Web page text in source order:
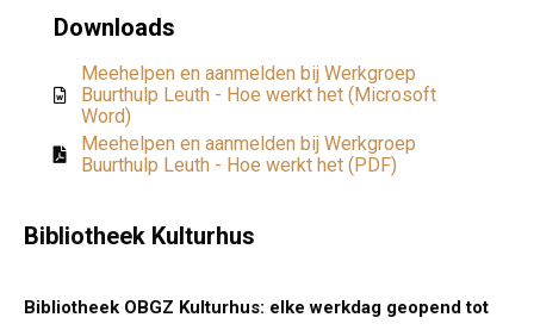
Downloads
Meehelpen en aanmelden bij Werkgroep
Buurthulp Leuth - Hoe werkt het (Microsoft
Word)
Meehelpen en aanmelden bij Werkgroep
Buurthulp Leuth - Hoe werkt het (PDF)
Bibliotheek Kulturhus
Bibliotheek OBGZ Kulturhus: elke werkdag geopend tot